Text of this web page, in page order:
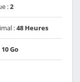
:2
:48 Heures
10 Go